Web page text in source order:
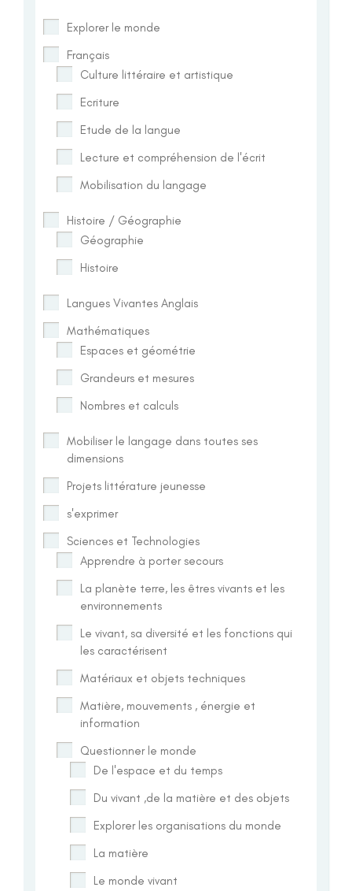
Explorer le monde
Français
Culture littéraire et artistique
Ecriture
Etude de la langue
Lecture et compréhension de l'écrit
Mobilisation du langage
Histoire / Géographie
Géographie
Histoire
Langues Vivantes Anglais
Mathématiques
Espaces et géométrie
Grandeurs et mesures
Nombres et calculs
Mobiliser le langage dans toutes ses
dimensions
Projets littérature jeunesse
s'exprimer
Sciences et Technologies
Apprendre à porter secours
La planète terre, les êtres vivants et les
environnements
Le vivant, sa diversité et les fonctions qui
les caractérisent
Matériaux et objets techniques
Matière, mouvements , énergie et
information
Questionner le monde
De l'espace et du temps
Du vivant ,de la matière et des objets
Explorer les organisations du monde
La matière
Le monde vivant